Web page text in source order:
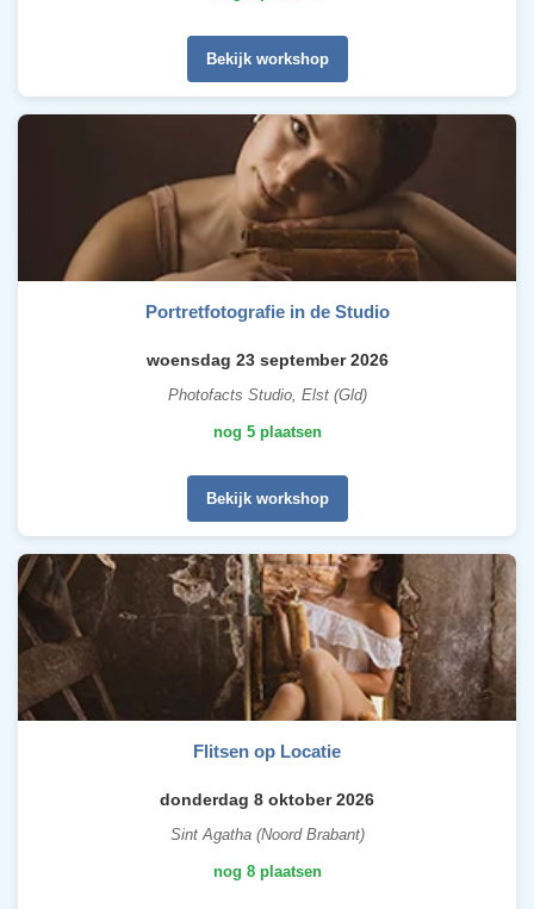
Bekijk workshop
Portretfotografie in de Studio
woensdag 23 september 2026
Photofacts Studio, Elst (Gld)
nog 5 plaatsen
Bekijk workshop
Flitsen op Locatie
donderdag 8 oktober 2026
Sint Agatha (Noord Brabant)
nog 8 plaatsen